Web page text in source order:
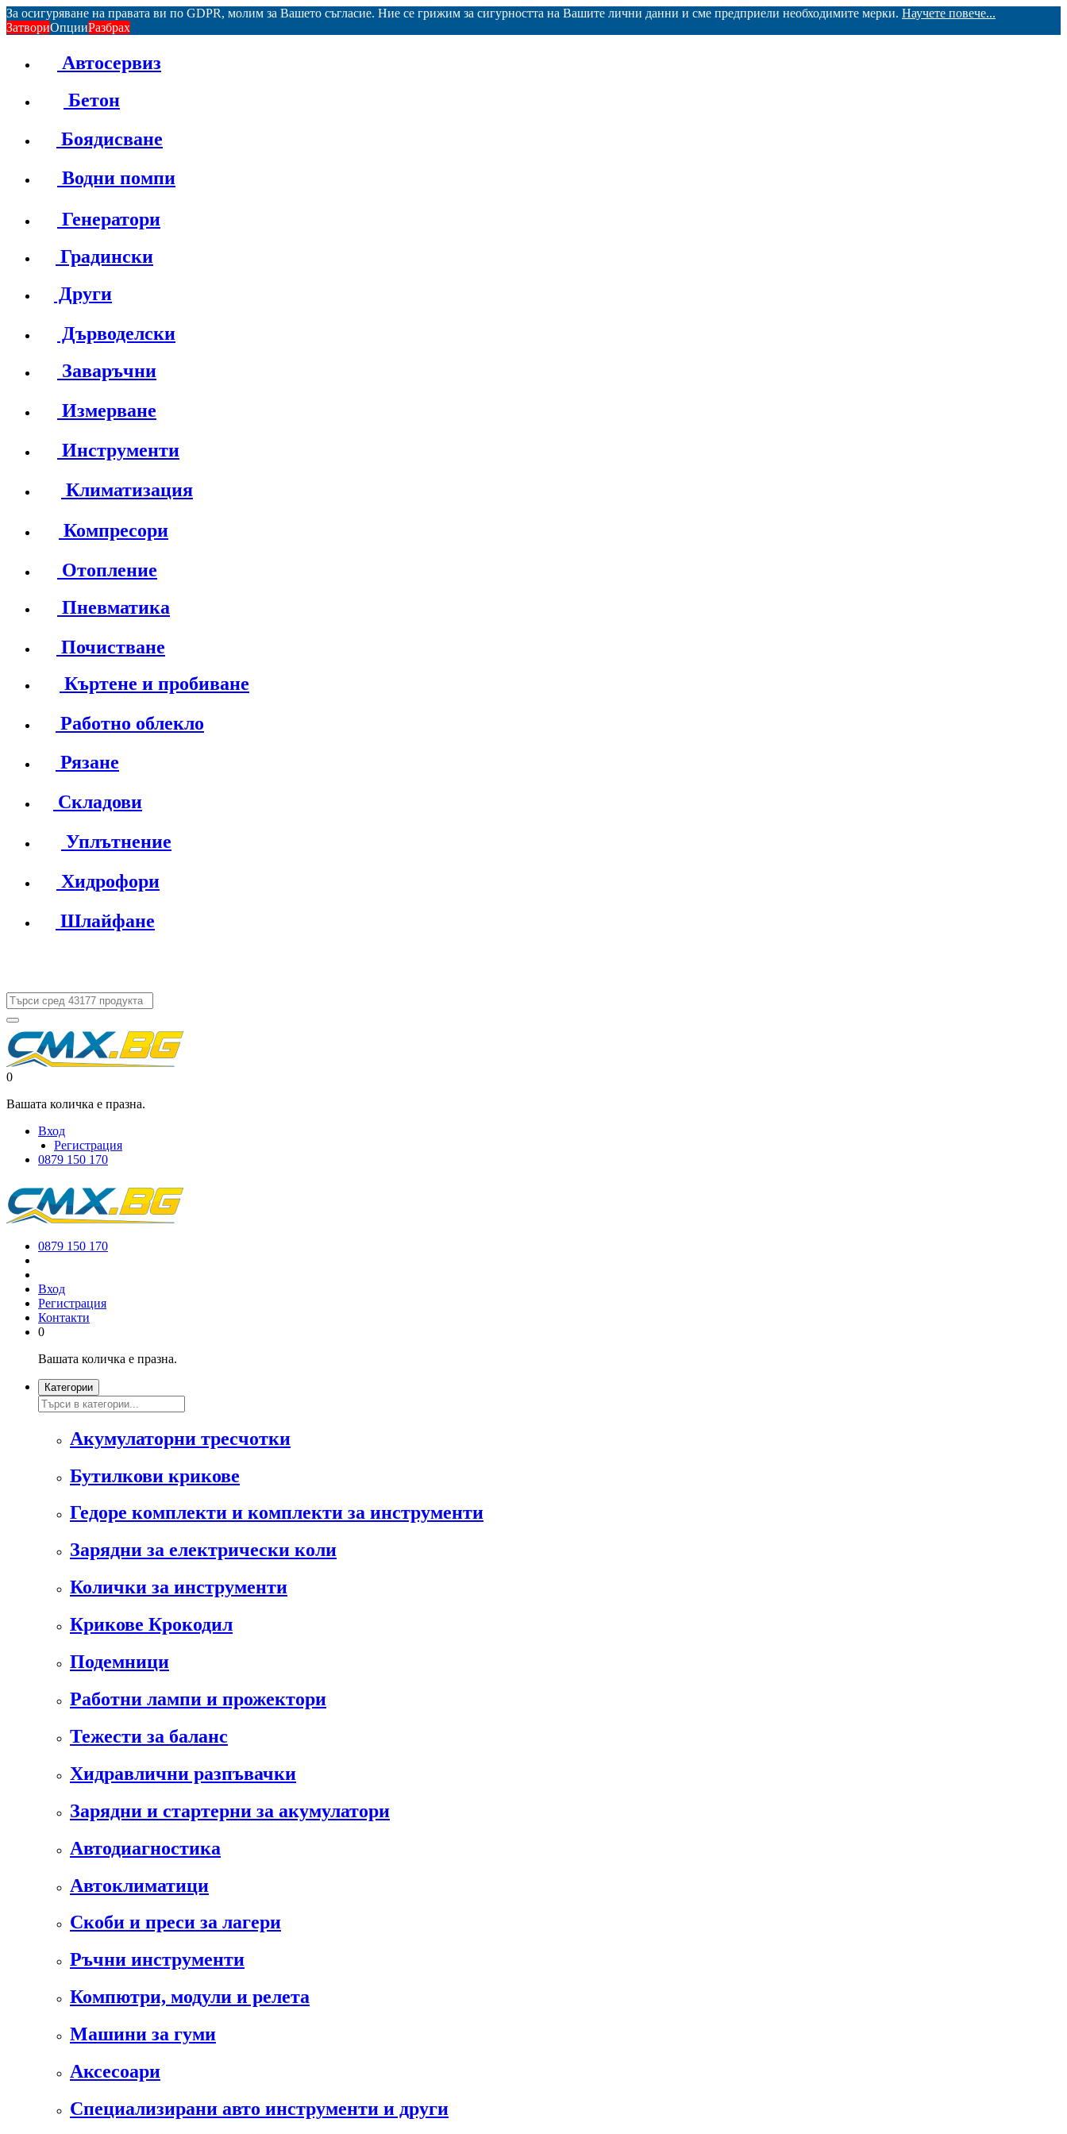
За осигуряване на правата ви по GDPR, молим за Вашето съгласие. Ние се грижим за сигурността на Вашите лични данни и сме предприели необходимите мерки. Научете повече...
ЗатвориОпцииРазбрах
Автосервиз
Бетон
Боядисване
Водни помпи
Генератори
Градински
Други
Дърводелски
Заваръчни
Измерване
Инструменти
Климатизация
Компресори
Отопление
Пневматика
Почистване
Къртене и пробиване
Работно облекло
Рязане
Складови
Уплътнение
Хидрофори
Шлайфане
0
Вашата количка е празна.
Вход
Регистрация
0879 150 170
0879 150 170
Вход
Регистрация
Контакти
0
Вашата количка е празна.
Категории
Акумулаторни тресчотки
Бутилкови крикове
Гедоре комплекти и комплекти за инструменти
Зарядни за електрически коли
Колички за инструменти
Крикове Крокодил
Подемници
Работни лампи и прожектори
Тежести за баланс
Хидравлични разпъвачки
Зарядни и стартерни за акумулатори
Автодиагностика
Автоклиматици
Скоби и преси за лагери
Ръчни инструменти
Компютри, модули и релета
Машини за гуми
Аксесоари
Специализирани авто инструменти и други